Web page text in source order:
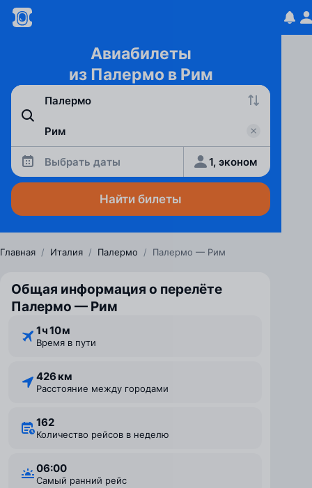
Авиабилеты
из Палермо в Рим
Выбрать даты 1, эконом
Найти билеты
Главная / Италия / Палермо / Палермо — Рим
Общая информация о перелёте
Палермо — Рим
1 ⁠ч 10 ⁠м
Время в пути
426 км
Расстояние между городами
162
Количество рейсов в неделю
06:00
Самый ранний рейс